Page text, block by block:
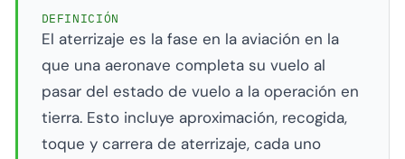
DEFINICIÓN
El aterrizaje es la fase en la aviación en la
que una aeronave completa su vuelo al
pasar del estado de vuelo a la operación en
tierra. Esto incluye aproximación, recogida,
toque y carrera de aterrizaje, cada uno